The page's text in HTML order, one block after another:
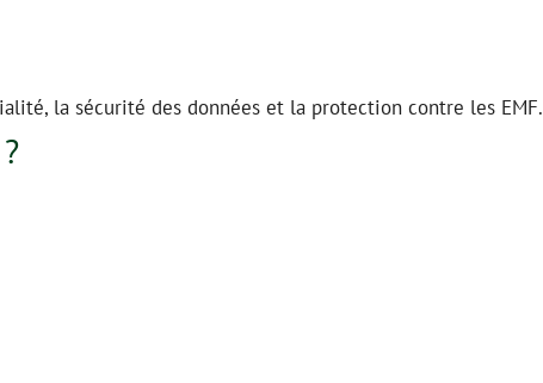
la sécurité des données et la protection contre les EMF.